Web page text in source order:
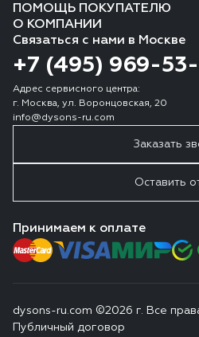
ПОМОЩЬ ПОКУПАТЕЛЮ
О КОМПАНИИ
Связаться с нами в Москве
+7 (495) 969-
Адрес сервисного центра:
г. Москва, ул. Воронцовская, 20
info@dysons-ru.com
Заказать
Оставить
Принимаем к оплате
dysons-ru.com ©2026 г. Все
Публичный договор